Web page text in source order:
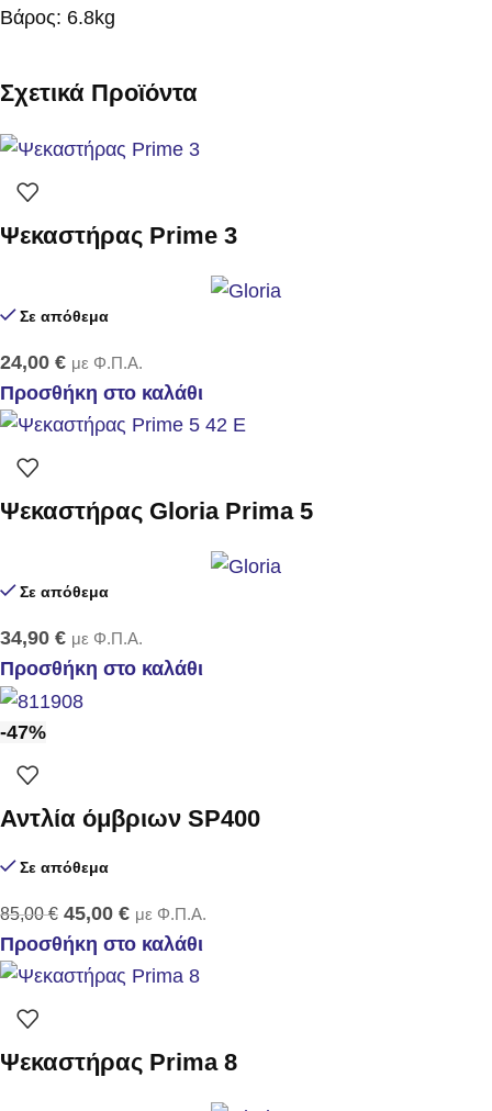
Βάρος: 6.8kg
Σχετικά Προϊόντα
Ψεκαστήρας Prime 3
Σε απόθεμα
24,00 € με Φ.Π.Α.
Προσθήκη στο καλάθι
Ψεκαστήρας Gloria Prima 5
Σε απόθεμα
34,90 € με Φ.Π.Α.
Προσθήκη στο καλάθι
-47%
Αντλία όμβριων SP400
Σε απόθεμα
85,00€ 45,00 € με Φ.Π.Α.
Προσθήκη στο καλάθι
Ψεκαστήρας Prima 8